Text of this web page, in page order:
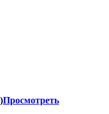
Просмотреть